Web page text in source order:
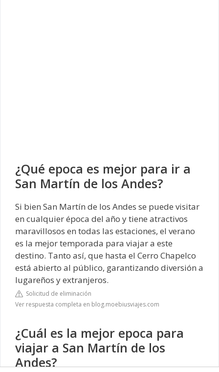
¿Qué epoca es mejor para ir a
San Martín de los Andes?
Si bien San Martín de los Andes se puede visitar
en cualquier época del año y tiene atractivos
maravillosos en todas las estaciones, el verano
es la mejor temporada para viajar a este
destino. Tanto así, que hasta el Cerro Chapelco
está abierto al público, garantizando diversión a
lugareños y extranjeros.
Solicitud de eliminación
Ver respuesta completa en blog.moebiusviajes.com
¿Cuál es la mejor epoca para
viajar a San Martín de los
Andes?